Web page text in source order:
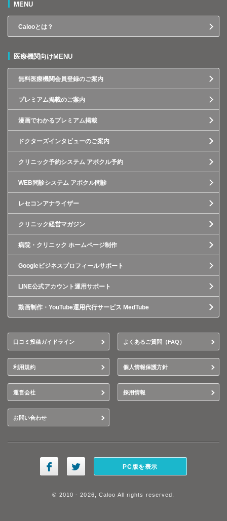
MENU
Calooとは？
医療機関向けMENU
無料医療機関会員登録のご案内
プレミアム掲載のご案内
漫画でわかるプレミアム掲載
ドクターズインタビューのご案内
クリニック予約システム アポクル予約
WEB問診システム アポクル問診
レセコンアナライザー
クリニック経営マガジン
病院・クリニック ホームページ制作
Googleビジネスプロフィールサポート
LINE公式アカウント運用サポート
動画制作・YouTube運用代行サービス MedTube
口コミ投稿ガイドライン よくあるご質問（FAQ）
利用規約 個人情報保護方針
運営会社 採用情報
お問い合わせ
PC版を表示
© 2010 - 2026, Caloo All rights reserved.